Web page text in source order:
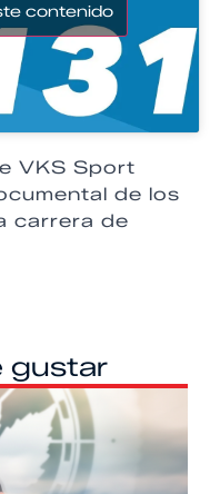
contenido
VKS Sport
de los
carrera de
gustar